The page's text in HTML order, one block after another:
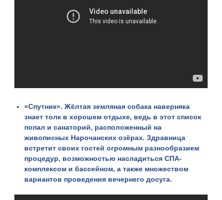
«Спутник». Жёлтая земляная собака наверняка
знает толк в хорошем отдыхе, ведь в этот список
попал и санаторий, расположенный на
живописных Нарочанских озёрах. Здравница
встретит своих гостей огромным разнообразием
процедур, возможностью насладиться СПА-
комплексом и бассейном, а также множеством
вариантов проведения вечернего досуга.